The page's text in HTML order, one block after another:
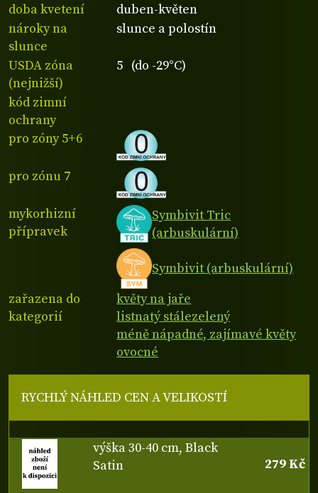
doba kvetení
duben-květen
nároky na
slunce
slunce a polostín
USDA zóna
(nejnižší)
5 (do -29°C)
kód zimní
ochrany
pro zóny 5+6
pro zónu 7
mykorhizní
přípravek
Symbivit Tric
(arbuskulární)
Symbivit (arbuskulární)
zařazena do
kategorií
květy na jaře
listnatý stálezelený
méně nápadné, zajímavé květy
ovocné
RYCHLÝ NÁHLED CEN A VELIKOSTÍ
výška 30-40 cm, Black
Satin
279 Kč